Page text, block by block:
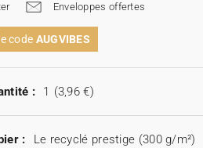
Enveloppes offertes
code AUGVIBES
: 1 (3,96 €)
: Le recyclé prestige (300 g/m²)